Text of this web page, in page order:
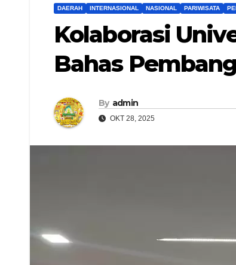
DAERAH INTERNASIONAL NASIONAL PARIWISATA
Kolaborasi
Bahas
By admin
OKT 28, 2025